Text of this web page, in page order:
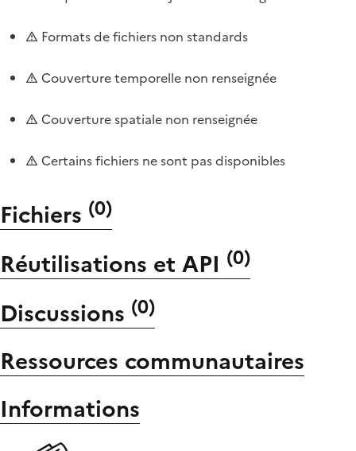
Formats de fichiers non standards
Couverture temporelle non renseignée
Couverture spatiale non renseignée
Certains fichiers ne sont pas disponibles
Fichiers (0)
Réutilisations et API (0)
Discussions (0)
Ressources communautaires
Informations